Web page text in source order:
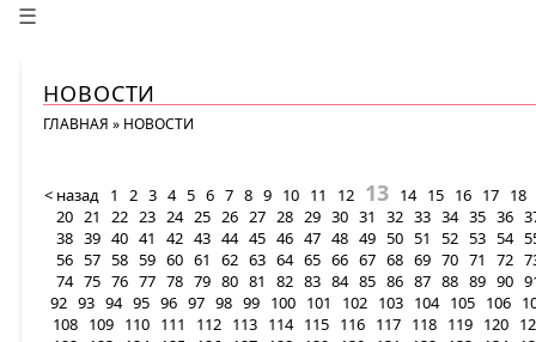
☰
НОВОСТИ
ГЛАВНАЯ » НОВОСТИ
< назад 1 2 3 4 5 6 7 8 9 10 11 12 13 14 15 16 17 18
20 21 22 23 24 25 26 27 28 29 30 31 32 33 34 35 36
38 39 40 41 42 43 44 45 46 47 48 49 50 51 52 53 54
56 57 58 59 60 61 62 63 64 65 66 67 68 69 70 71 72
74 75 76 77 78 79 80 81 82 83 84 85 86 87 88 89 90
92 93 94 95 96 97 98 99 100 101 102 103 104 105 106
108 109 110 111 112 113 114 115 116 117 118 119 120